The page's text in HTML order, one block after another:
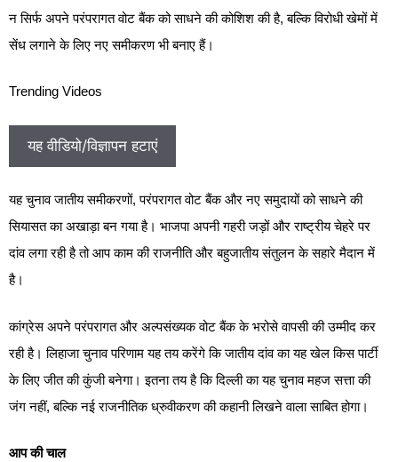
न सिर्फ अपने परंपरागत वोट बैंक को साधने की कोशिश की है, बल्कि विरोधी खेमों में
सेंध लगाने के लिए नए समीकरण भी बनाए हैं।
Trending Videos
यह वीडियो/विज्ञापन हटाएं
यह चुनाव जातीय समीकरणों, परंपरागत वोट बैंक और नए समुदायों को साधने की
सियासत का अखाड़ा बन गया है। भाजपा अपनी गहरी जड़ों और राष्ट्रीय चेहरे पर
दांव लगा रही है तो आप काम की राजनीति और बहुजातीय संतुलन के सहारे मैदान में
है।
कांग्रेस अपने परंपरागत और अल्पसंख्यक वोट बैंक के भरोसे वापसी की उम्मीद कर
रही है। लिहाजा चुनाव परिणाम यह तय करेंगे कि जातीय दांव का यह खेल किस पार्टी
के लिए जीत की कुंजी बनेगा। इतना तय है कि दिल्ली का यह चुनाव महज सत्ता की
जंग नहीं, बल्कि नई राजनीतिक ध्रुवीकरण की कहानी लिखने वाला साबित होगा।
आप की चाल